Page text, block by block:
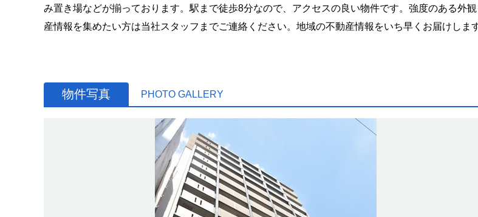
み置き場などが揃っております。駅まで徒歩8分なので、アクセスの良い物件です。強度のある外
産情報を集めたい方は当社スタッフまでご連絡ください。地域の不動産情報をいち早くお届けします
物件写真 PHOTO GALLERY